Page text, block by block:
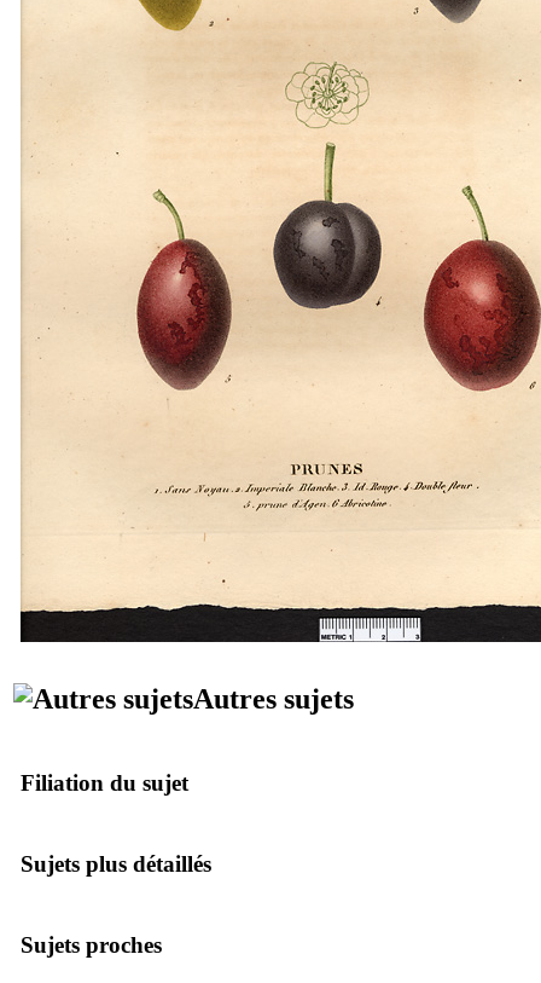
Autres sujets
Filiation du sujet
Sujets plus détaillés
Sujets proches